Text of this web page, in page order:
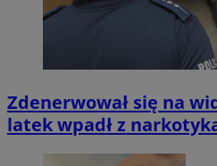
Zdenerwował się na
latek wpadł z